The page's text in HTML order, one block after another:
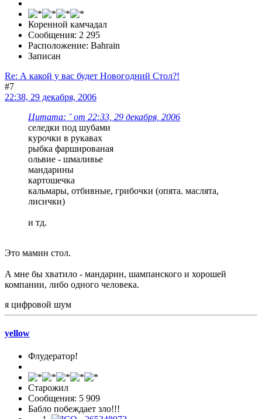
Коренной камчадал
Сообщения: 2 295
Расположение: Bahrain
Записан
Re: А какой у вас будет Новогодний Стол?!
#7
22:38, 29 декабря, 2006
Цитата: ˘ от 22:33, 29 декабря, 2006
селедки под шубами
курочки в рукавах
рыбка фаршированая
ольвие - шмаливье
мандарины
картошечка
кальмары, отбивные, грибочки (опята. маслята,
лисички)
и тд.
Это мамин стол.
А мне бы хватило - мандарин, шампанского и хорошей
компании, либо одного человека.
я цифровой шум
yellow
Флудератор!
Старожил
Сообщения: 5 909
Бабло побеждает зло!!!